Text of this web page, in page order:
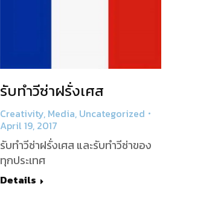
รับทำวีซ่าฝรั่งเศส
Creativity, Media, Uncategorized
April 19, 2017
รับทำวีซ่าฝรั่งเศส และรับทำวีซ่าของ
ทุกประเทศ
Details